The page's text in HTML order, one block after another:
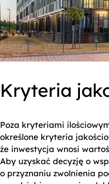
Kryteria
Poza kryteriami
określone kryteria
że inwestycja wnosi
Aby uzyskać decyzję o
o przyznaniu zwolnienia